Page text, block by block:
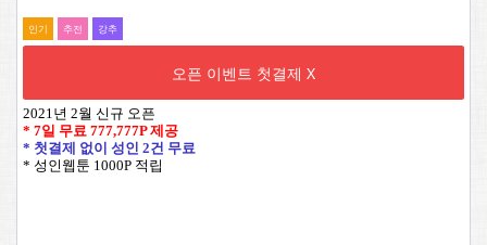
인기 추전 강추
오픈 이벤트 첫결제 X
2021년 2월 신규 오픈
* 7일 무료 777,777P제공
* 첫결제 없이 성인 2건 무료
* 성인웹툰 1000P 적립